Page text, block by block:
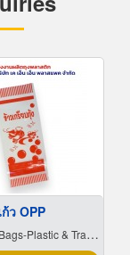
ว OPP
Bags-Plastic & Transparent